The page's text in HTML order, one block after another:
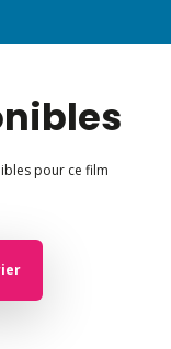
pour ce film